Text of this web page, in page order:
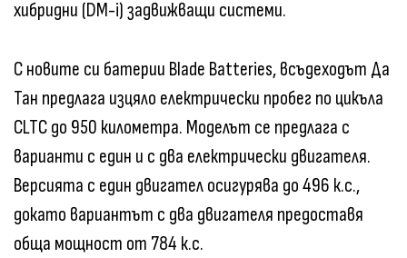
хибридни (DM-i) задвижващи системи.
С новите си батерии Blade Batteries, всъдеходът Да
Тан предлага изцяло електрически пробег по цикъла
CLTC до 950 километра. Моделът се предлага с
варианти с един и с два електрически двигателя.
Версията с един двигател осигурява до 496 к.с.,
докато вариантът с два двигателя предоставя
обща мощност от 784 к.с.